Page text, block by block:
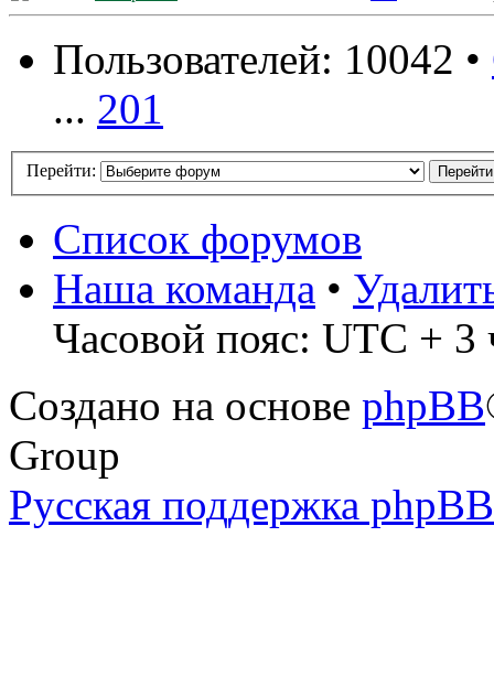
Пользователей: 10042 •
... 201
Перейти:
Список форумов
Наша команда •
Часовой пояс: UTC + 3
Создано на основе phpBB
Group
Русская поддержка phpBB